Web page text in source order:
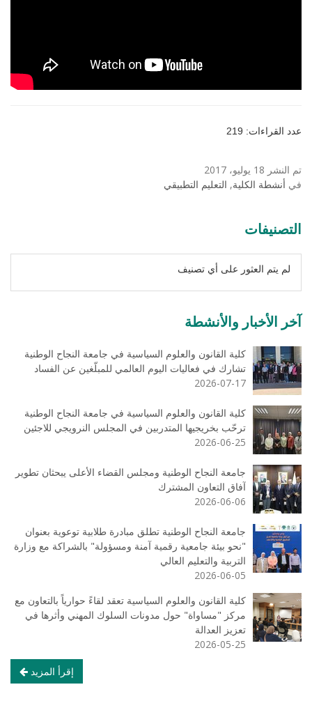
عدد القراءات: 219
تم النشر 18 يوليو، 2017
في أنشطة الكلية, التعليم التطبيقي
التصنيفات
لم يتم العثور على أي تصنيف
آخر الأخبار والأنشطة
كلية القانون والعلوم السياسية في جامعة النجاح الوطنية
تشارك في فعاليات اليوم العالمي للمبلّغين عن الفساد
2026-07-17
كلية القانون والعلوم السياسية في جامعة النجاح الوطنية
ترحّب بخريجيها المتدربين في المجلس النرويجي للاجئين
2026-06-25
جامعة النجاح الوطنية ومجلس القضاء الأعلى يبحثان تطوير
آفاق التعاون المشترك
2026-06-06
جامعة النجاح الوطنية تطلق مبادرة طلابية توعوية بعنوان
"نحو بيئة جامعية رقمية آمنة ومسؤولة" بالشراكة مع وزارة
التربية والتعليم العالي
2026-06-05
كلية القانون والعلوم السياسية تعقد لقاءً حوارياً بالتعاون مع
مركز "مساواة" حول مدونات السلوك المهني وأثرها في
تعزيز العدالة
2026-05-25
إقرأ المزيد